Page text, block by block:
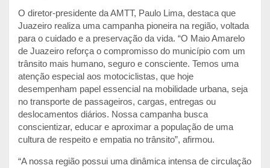
O diretor-presidente da AMTT, Paulo Lima, destaca que
Juazeiro realiza uma campanha pioneira na região, voltada
para o cuidado e a preservação da vida. “O Maio Amarelo
de Juazeiro reforça o compromisso do município com um
trânsito mais humano, seguro e consciente. Temos uma
atenção especial aos motociclistas, que hoje
desempenham papel essencial na mobilidade urbana, seja
no transporte de passageiros, cargas, entregas ou
deslocamentos diários. Nossa campanha busca
conscientizar, educar e aproximar a população de uma
cultura de respeito e empatia no trânsito”, afirmou.
“A nossa região possui uma dinâmica intensa de circulação